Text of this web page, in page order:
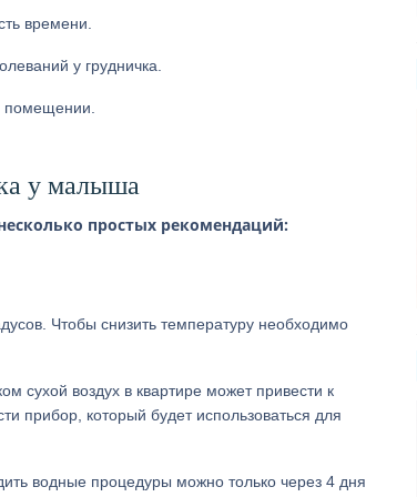
времени.
у грудничка.
помещении.
у малыша
простых рекомендаций:
Чтобы снизить температуру необходимо
сухой воздух в квартире может привести к
прибор, который будет использоваться для
водные процедуры можно только через 4 дня